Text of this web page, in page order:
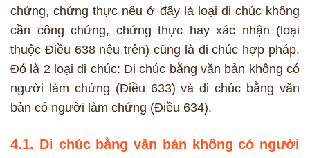
chứng, chứng thực nêu ở đây là loại di chúc không
cần công chứng, chứng thực hay xác nhận (loại
thuộc Điều 638 nêu trên) cũng là di chúc hợp pháp.
Đó là 2 loại di chúc: Di chúc bằng văn bản không có
người làm chứng (Điều 633) và di chúc bằng văn
bản có người làm chứng (Điều 634).
4.1. Di chúc bằng văn bản không có người